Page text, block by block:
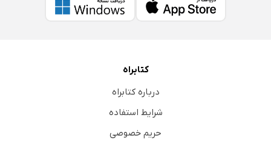
کتابراه
درباره کتابراه
شرایط استفاده
حریم خصوصی